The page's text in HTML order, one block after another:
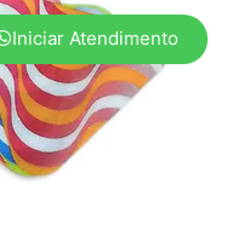
Iniciar Atendimento